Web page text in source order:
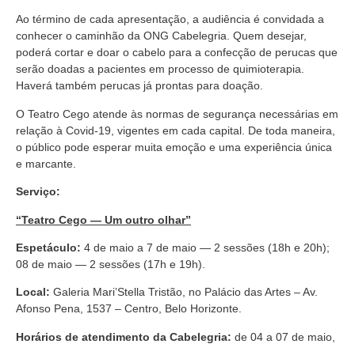
Ao término de cada apresentação, a audiência é convidada a
conhecer o caminhão da ONG Cabelegria. Quem desejar,
poderá cortar e doar o cabelo para a confecção de perucas que
serão doadas a pacientes em processo de quimioterapia.
Haverá também perucas já prontas para doação.
O Teatro Cego atende às normas de segurança necessárias em
relação à Covid-19, vigentes em cada capital. De toda maneira,
o público pode esperar muita emoção e uma experiência única
e marcante.
Serviço:
“Teatro Cego — Um outro olhar”
Espetáculo: 4 de maio a 7 de maio — 2 sessões (18h e 20h);
08 de maio — 2 sessões (17h e 19h).
Local: Galeria Mari’Stella Tristão, no Palácio das Artes – Av.
Afonso Pena, 1537 – Centro, Belo Horizonte.
Horários de atendimento da Cabelegria: de 04 a 07 de maio,